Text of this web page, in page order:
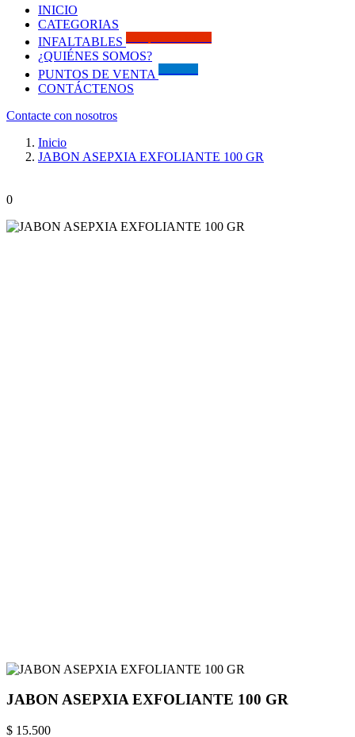
INICIO
CATEGORIAS
INFALTABLES
¿QUIÉNES SOMOS?
PUNTOS DE VENTA
CONTÁCTENOS
Contacte con nosotros
Inicio
JABON ASEPXIA EXFOLIANTE 100 GR
0
JABON ASEPXIA EXFOLIANTE 100 GR
$ 15.500